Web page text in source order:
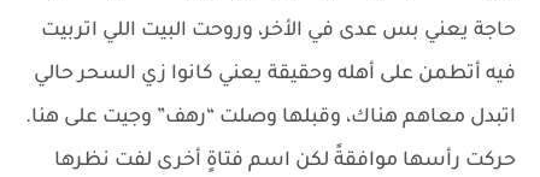
حاجة يعني بس عدى في الأخر، وروحت البيت اللي اتربيت
فيه أتطمن على أهله وحقيقة يعني كانوا زي السحر حالي
اتبدل معاهم هناك، وقبلها وصلت “رهف” وجيت على هنا.
حركت رأسها موافقةً لكن اسم فتاةٍ أخرى لفت نظرها